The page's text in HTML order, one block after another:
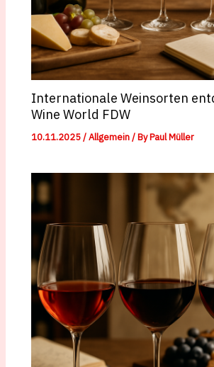
Internationale Weinsorten
Wine World FDW
10.11.2025/Allgemein/ ByPaul Müller